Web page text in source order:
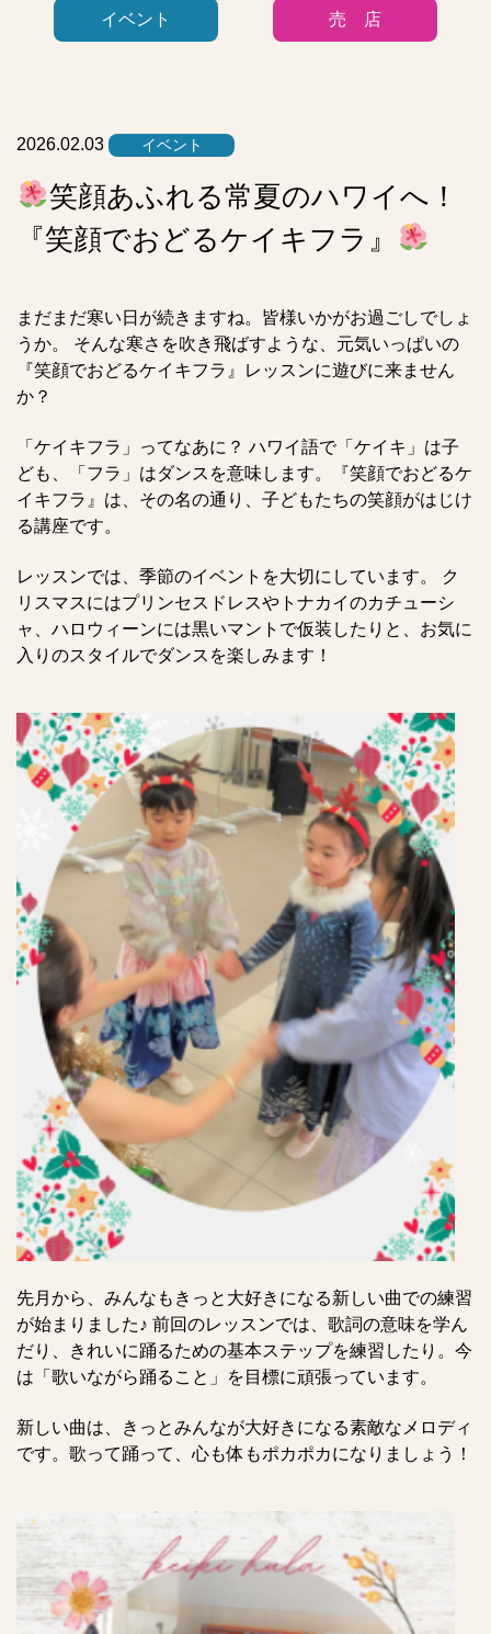
イベント 売 店
2026.02.03 イベント
笑顔あふれる常夏のハワイへ！
『笑顔でおどるケイキフラ』
まだまだ寒い日が続きますね。皆様いかがお過ごしでしょ
うか。 そんな寒さを吹き飛ばすような、元気いっぱいの
『笑顔でおどるケイキフラ』レッスンに遊びに来ません
か？
「ケイキフラ」ってなあに？ ハワイ語で「ケイキ」は子
ども、「フラ」はダンスを意味します。『笑顔でおどるケ
イキフラ』は、その名の通り、子どもたちの笑顔がはじけ
る講座です。
レッスンでは、季節のイベントを大切にしています。 ク
リスマスにはプリンセスドレスやトナカイのカチューシ
ャ、ハロウィーンには黒いマントで仮装したりと、お気に
入りのスタイルでダンスを楽しみます！
先月から、みんなもきっと大好きになる新しい曲での練習
が始まりました♪ 前回のレッスンでは、歌詞の意味を学ん
だり、きれいに踊るための基本ステップを練習したり。今
は「歌いながら踊ること」を目標に頑張っています。
新しい曲は、きっとみんなが大好きになる素敵なメロディ
です。歌って踊って、心も体もポカポカになりましょう！